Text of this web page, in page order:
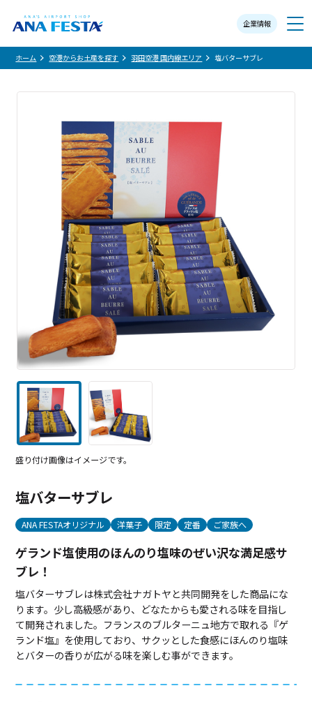
企業情報
メニュー
ホーム 空港からお土産を探す 羽田空港 国内線エリア 塩バターサブレ
盛り付け画像はイメージです。
塩バターサブレ
ANA FESTAオリジナル 洋菓子 限定 定番 ご家族へ
ゲランド塩使用のほんのり塩味のぜい沢な満足感サ
ブレ！
塩バターサブレは株式会社ナガトヤと共同開発をした商品にな
ります。少し高級感があり、どなたからも愛される味を目指し
て開発されました。フランスのブルターニュ地方で取れる『ゲ
ランド塩』を使用しており、サクッとした食感にほんのり塩味
とバターの香りが広がる味を楽しむ事ができます。